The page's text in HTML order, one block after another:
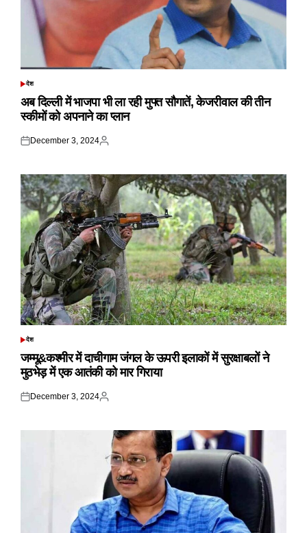
POSTED
देश
अब दिल्ली में भाजपा भी ला रही मुफ्त सौगातें, केजरीवाल की तीन
स्कीमों को अपनाने का प्लान
Posted
December 3, 2024
Posted
POSTED
देश
जम्मू&कश्मीर में दाचीगाम जंगल के ऊपरी इलाकों में सुरक्षाबलों ने
मुठभेड़ में एक आतंकी को मार गिराया
Posted
December 3, 2024
Posted